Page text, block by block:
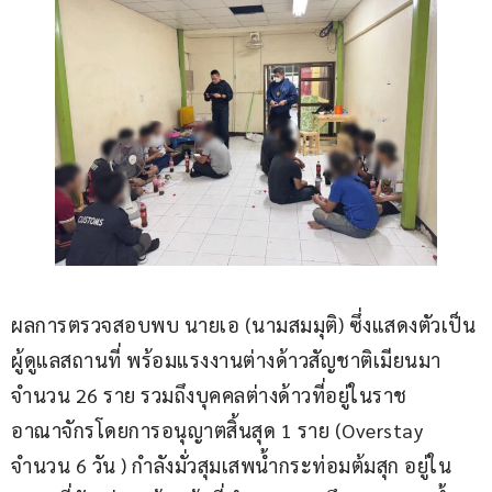
ผลการตรวจสอบพบ นายเอ (นามสมมุติ) ซึ่งแสดงตัวเป็น
ผู้ดูแลสถานที่ พร้อมแรงงานต่างด้าวสัญชาติเมียนมา
จำนวน 26 ราย รวมถึงบุคคลต่างด้าวที่อยู่ในราช
อาณาจักรโดยการอนุญาตสิ้นสุด 1 ราย (Overstay
จำนวน 6 วัน ) กำลังมั่วสุมเสพน้ำกระท่อมต้มสุก อยู่ใน